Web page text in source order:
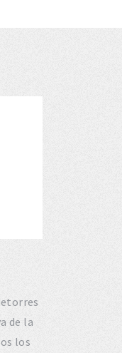
de la
los